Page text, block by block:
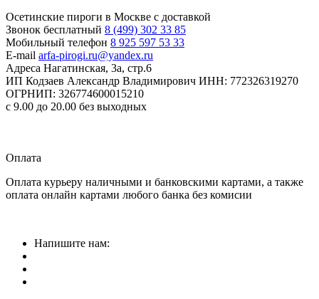
Осетинские пироги в Москве с доставкой
Звонок бесплатный 8 (499) 302 33 85
Мобильный телефон 8 925 597 53 33
E-mail arfa-pirogi.ru@yandex.ru
Адреса Нагатинская, 3а, стр.6
ИП Кодзаев Александр Владимирович ИНН: 772326319270
ОГРНИП: 326774600015210
с 9.00 до 20.00 без выходных
Оплата
Оплата курьеру наличными и банковскими картами, а также
оплата онлайн картами любого банка без комисии
Напишите нам: